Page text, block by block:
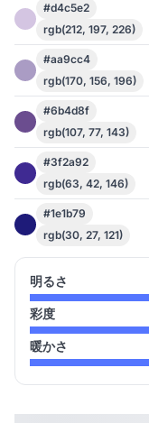
#d4c5e2
rgb(212, 197, 226)
#aa9cc4
rgb(170, 156, 196)
#6b4d8f
rgb(107, 77, 143)
#3f2a92
rgb(63, 42, 146)
#1e1b79
rgb(30, 27, 121)
明るさ
彩度
暖かさ